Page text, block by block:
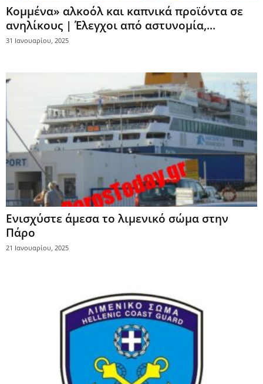
Κομμένα» αλκοόλ και καπνικά προϊόντα σε
ανηλίκους | Έλεγχοι από αστυνομία,...
31 Ιανουαρίου, 2025
Ενισχύστε άμεσα το λιμενικό σώμα στην
Πάρο
21 Ιανουαρίου, 2025